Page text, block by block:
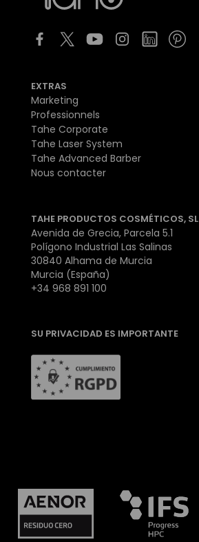
EXTRAS
Marketing
Professionnels
Tahe Corporate
Tahe Laser System
Tahe Advanced Barber
Nous contacter
TAHE PRODUCTOS COSMÉTICOS, SL
Avenida de Grecia, Parcela 5.1
Polígono Industrial Las Salinas
30840 Alhama de Murcia
Murcia (España)
+34 968 891 100
SU PRIVACIDAD ES IMPORTANTE